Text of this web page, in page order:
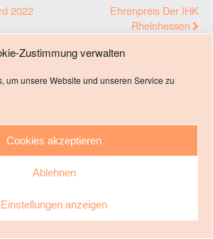
Zustimmung verwalten
um unsere Website und unseren Service zu
Cookies akzeptieren
Ablehnen
Einstellungen anzeigen
2022
Ehrenpreis Der IHK
Rheinhessen
Zum Seitenanfang
Desktop
Impressum